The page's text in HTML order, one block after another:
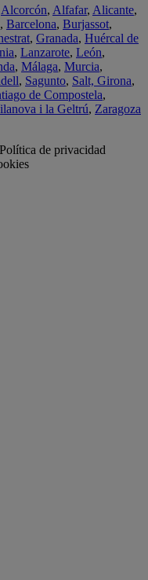
Alcorcón, Alfafar, Alicante,
, Barcelona, Burjassot,
, Granada, Huércal de
, Lanzarote, León,
, Málaga, Murcia,
, Sagunto, Salt, Girona,
de Compostela,
i la Geltrú, Zaragoza
Política de privacidad